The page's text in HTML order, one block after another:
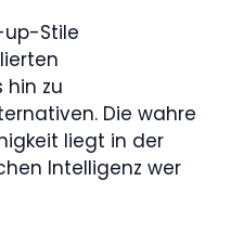
up-Stile
hin zu
Die wahre
liegt in der
Intelligenz wer